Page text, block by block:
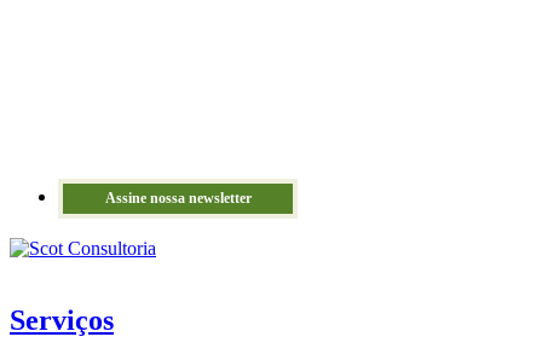
Assine nossa newsletter
Serviços